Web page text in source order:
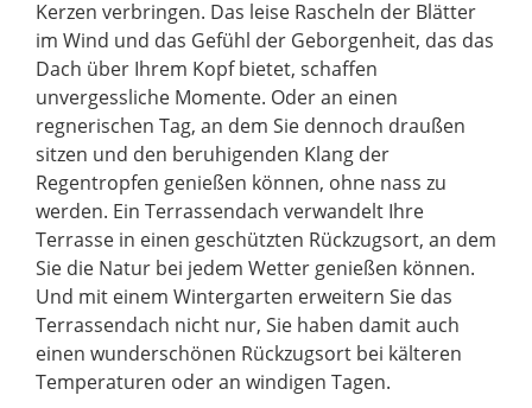
Kerzen verbringen. Das leise Rascheln der Blätter
im Wind und das Gefühl der Geborgenheit, das das
Dach über Ihrem Kopf bietet, schaffen
unvergessliche Momente. Oder an einen
regnerischen Tag, an dem Sie dennoch draußen
sitzen und den beruhigenden Klang der
Regentropfen genießen können, ohne nass zu
werden. Ein Terrassendach verwandelt Ihre
Terrasse in einen geschützten Rückzugsort, an dem
Sie die Natur bei jedem Wetter genießen können.
Und mit einem Wintergarten erweitern Sie das
Terrassendach nicht nur, Sie haben damit auch
einen wunderschönen Rückzugsort bei kälteren
Temperaturen oder an windigen Tagen.